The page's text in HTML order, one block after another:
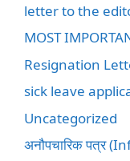
letter to the
MOST
Resignation
sick leave
Uncategorized
अनौपचारिक पत्र